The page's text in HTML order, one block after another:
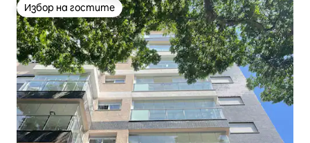
Избор на гостите
Избор на гостите